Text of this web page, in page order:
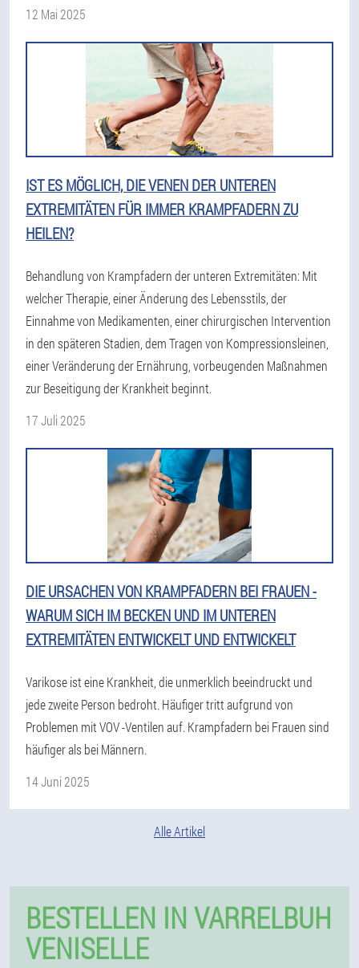
12 Mai 2025
IST ES MÖGLICH, DIE VENEN DER UNTEREN
EXTREMITÄTEN FÜR IMMER KRAMPFADERN ZU
HEILEN?
Behandlung von Krampfadern der unteren Extremitäten: Mit
welcher Therapie, einer Änderung des Lebensstils, der
Einnahme von Medikamenten, einer chirurgischen Intervention
in den späteren Stadien, dem Tragen von Kompressionsleinen,
einer Veränderung der Ernährung, vorbeugenden Maßnahmen
zur Beseitigung der Krankheit beginnt.
17 Juli 2025
DIE URSACHEN VON KRAMPFADERN BEI FRAUEN -
WARUM SICH IM BECKEN UND IM UNTEREN
EXTREMITÄTEN ENTWICKELT UND ENTWICKELT
Varikose ist eine Krankheit, die unmerklich beeindruckt und
jede zweite Person bedroht. Häufiger tritt aufgrund von
Problemen mit VOV -Ventilen auf. Krampfadern bei Frauen sind
häufiger als bei Männern.
14 Juni 2025
Alle Artikel
BESTELLEN IN VARRELBUH
VENISELLE